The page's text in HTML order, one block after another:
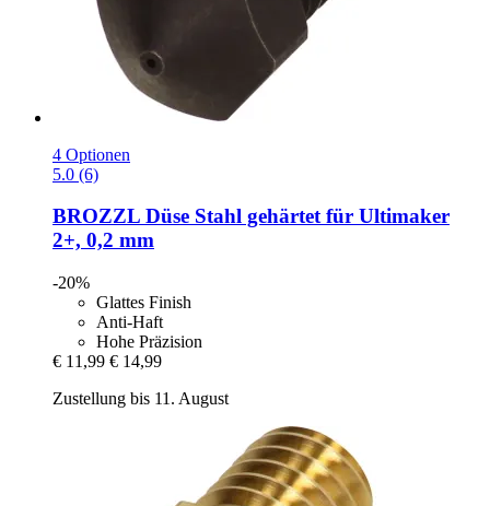
4 Optionen
5.0 (6)
BROZZL Düse Stahl gehärtet für Ultimaker
2+, 0,2 mm
-20%
Glattes Finish
Anti-Haft
Hohe Präzision
€ 11,99 € 14,99
Zustellung bis 11. August